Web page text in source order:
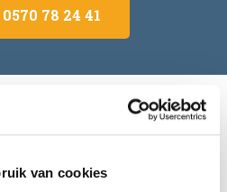
van cookies
78 24 41
voor de
in Deventer!